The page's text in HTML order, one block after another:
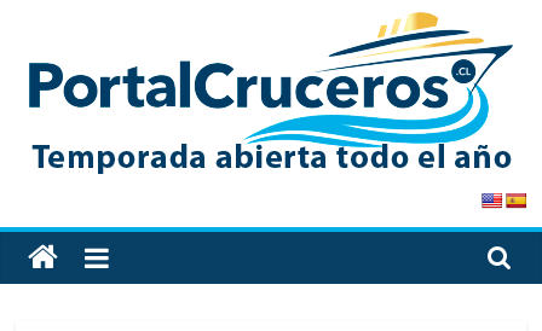
content
PortalCruceros
Toda
la